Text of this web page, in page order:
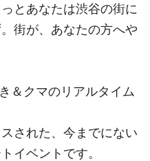
とあなたは渋谷の街に
街が、あなたの方へや
＆クマのリアルタイム
された、今までにない
イベントです。